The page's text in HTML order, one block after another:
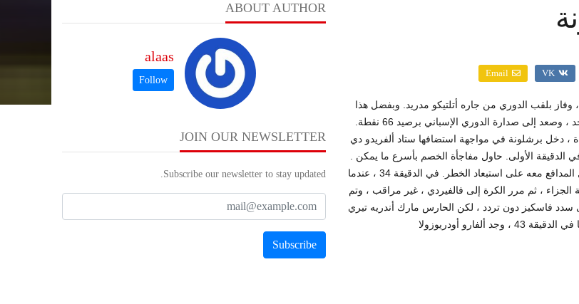
VK
Email
، وفاز بكأس العالم بنتيجة 2-1 على برشلونة ، وفاز بلقب الدوري من جاره أتلتيكو مدريد. وبفضل هذا
الانتصار ، تعاون ريال مدريد مع أتلتيكو مدريد ، الذي واجه ريال بيتيس يوم الأحد ، وصعد إلى صدارة الدوري الإسباني برصيد 66 نقطة.
الثلاثين من المباراة ، دخل برشلونة في مواجهة استضافها ستاد ألفريدو دي
الدقيقة الأولى. حاول مفاجأة الخصم بأسرع ما يمكن .
سجل حارس مرمى ريال مدريد تيبوت كورتوا هدفاً مبكراً خطيراً ببراعة ، وعمل المدافع معه على استبعاد الخطر. في الدقيقة 34 ، عندما
، ثم مرر الكرة إلى فالفيردي ، غير مراقب ، وتم
سدد فاسكيز دون تردد ، لكن الحارس مارك أندريه تيري
أودريوزولا
ABOUT AUTHOR
alaas
JOIN OUR NEWSLETTER
Subscribe our newsletter to stay updated.